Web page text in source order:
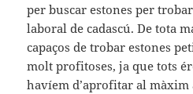
per buscar estones per
laboral de cadascú. De tota
capaços de trobar estones
molt profitoses, ja que tots
havíem d’aprofitar al màxim